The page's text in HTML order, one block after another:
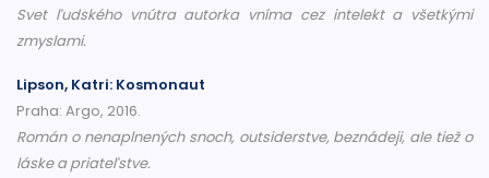
Svet ľudského vnútra autorka vníma cez intelekt a všetkými
zmyslami.
Lipson, Katri: Kosmonaut
Praha: Argo, 2016.
Román o nenaplnených snoch, outsiderstve, beznádeji, ale tiež o
láske a priateľstve.